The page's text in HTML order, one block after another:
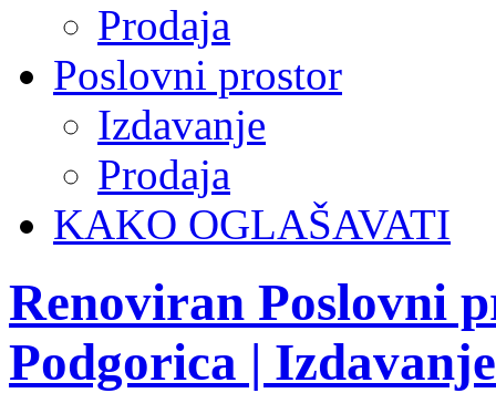
Prodaja
Poslovni prostor
Izdavanje
Prodaja
KAKO OGLAŠAVATI
Renoviran Poslovni
Podgorica |